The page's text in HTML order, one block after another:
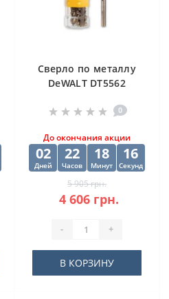
Cверлo по металлу
DeWALT DT5562
(10 шт) 12.5х98х151
0
До окончания акции
02
Дней
22
Часов
18
Минут
16
Секунд
5 905 грн.
4 606 грн.
- +
В КОРЗИНУ